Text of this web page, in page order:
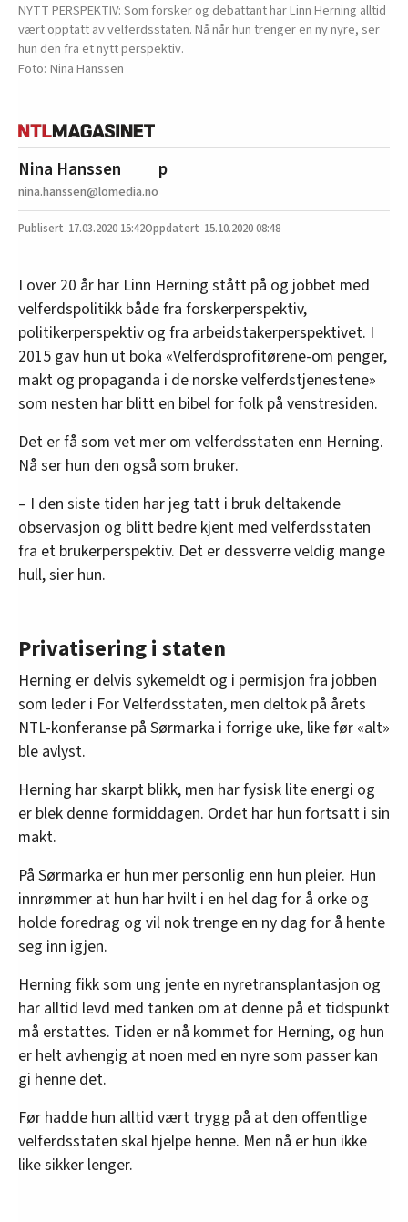
NYTT PERSPEKTIV: Som forsker og debattant har Linn Herning alltid
vært opptatt av velferdsstaten. Nå når hun trenger en ny nyre, ser
hun den fra et nytt perspektiv.
Nina Hanssen
Nina Hanssen
nina.hanssen@lomedia.no
p
17.03.2020 15:42 15.10.2020 08:48
I over 20 år har Linn Herning stått på og jobbet med
velferdspolitikk både fra forskerperspektiv,
politikerperspektiv og fra arbeidstakerperspektivet. I
2015 gav hun ut boka «Velferdsprofitørene-om penger,
makt og propaganda i de norske velferdstjenestene»
som nesten har blitt en bibel for folk på venstresiden.
Det er få som vet mer om velferdsstaten enn Herning.
Nå ser hun den også som bruker.
– I den siste tiden har jeg tatt i bruk deltakende
observasjon og blitt bedre kjent med velferdsstaten
fra et brukerperspektiv. Det er dessverre veldig mange
hull, sier hun.
Privatisering i staten
Herning er delvis sykemeldt og i permisjon fra jobben
som leder i For Velferdsstaten, men deltok på årets
NTL-konferanse på Sørmarka i forrige uke, like før «alt»
ble avlyst.
Herning har skarpt blikk, men har fysisk lite energi og
er blek denne formiddagen. Ordet har hun fortsatt i sin
makt.
På Sørmarka er hun mer personlig enn hun pleier. Hun
innrømmer at hun har hvilt i en hel dag for å orke og
holde foredrag og vil nok trenge en ny dag for å hente
seg inn igjen.
Herning fikk som ung jente en nyretransplantasjon og
har alltid levd med tanken om at denne på et tidspunkt
må erstattes. Tiden er nå kommet for Herning, og hun
er helt avhengig at noen med en nyre som passer kan
gi henne det.
Før hadde hun alltid vært trygg på at den offentlige
velferdsstaten skal hjelpe henne. Men nå er hun ikke
like sikker lenger.